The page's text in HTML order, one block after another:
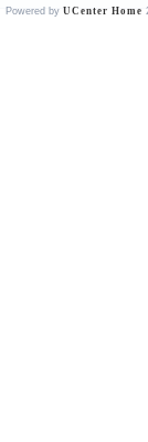
Powered by UCenter Home